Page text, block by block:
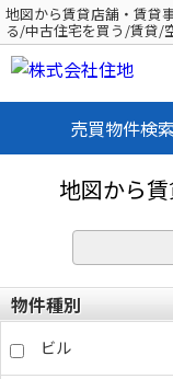
地図から賃貸店舗・賃貸
る/中古住宅を買う/賃貸/
売買物件検索
地図から
物件種別
ビル